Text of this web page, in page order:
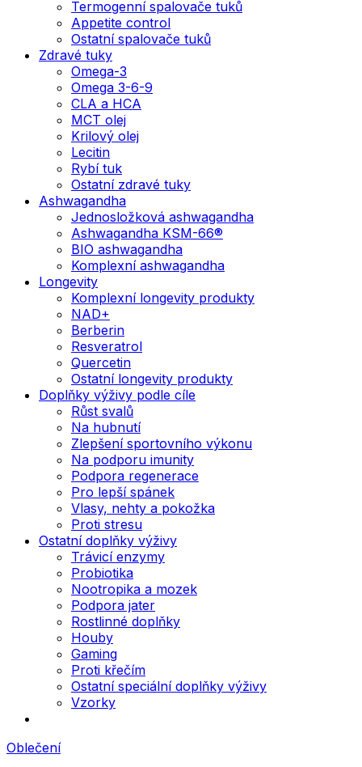
Termogenní spalovače tuků
Appetite control
Ostatní spalovače tuků
Zdravé tuky
Omega-3
Omega 3-6-9
CLA a HCA
MCT olej
Krilový olej
Lecitin
Rybí tuk
Ostatní zdravé tuky
Ashwagandha
Jednosložková ashwagandha
Ashwagandha KSM-66®
BIO ashwagandha
Komplexní ashwagandha
Longevity
Komplexní longevity produkty
NAD+
Berberin
Resveratrol
Quercetin
Ostatní longevity produkty
Doplňky výživy podle cíle
Růst svalů
Na hubnutí
Zlepšení sportovního výkonu
Na podporu imunity
Podpora regenerace
Pro lepší spánek
Vlasy, nehty a pokožka
Proti stresu
Ostatní doplňky výživy
Trávicí enzymy
Probiotika
Nootropika a mozek
Podpora jater
Rostlinné doplňky
Houby
Gaming
Proti křečím
Ostatní speciální doplňky výživy
Vzorky
Oblečení